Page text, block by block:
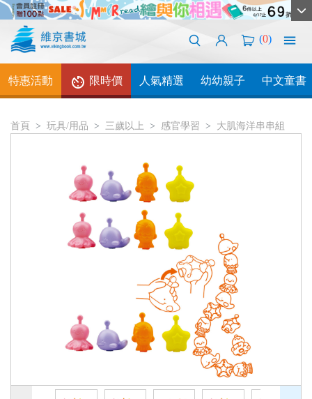
(0)
特惠活動 限時價 人氣精選 幼幼親子 中文童書
首頁 玩具/用品 三歲以上 感官學習 大肌海洋串串組